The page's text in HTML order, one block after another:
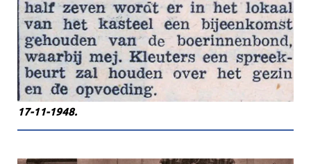
17-11-1948.